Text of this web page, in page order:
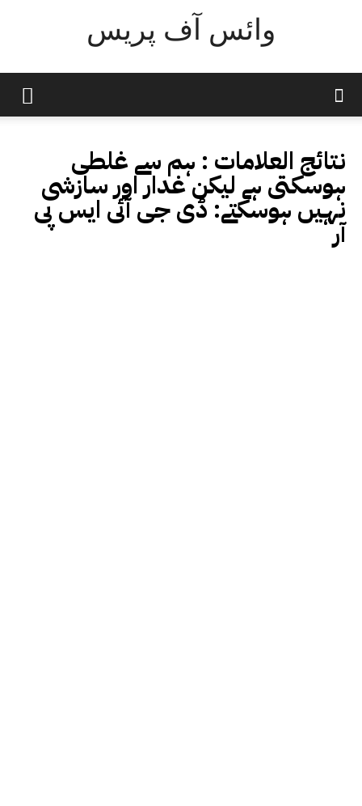
وائس آف پریس
نتائج العلامات : ہم سے غلطی
ہوسکتی ہے لیکن غدار اور سازشی
نہیں ہوسکتے: ڈی جی آئی ایس پی
آر